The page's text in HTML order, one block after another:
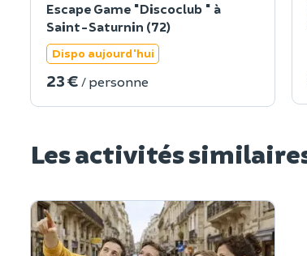
Escape Game "Discoclub " à
Saint-Saturnin (72)
Dispo aujourd'hui
23 € / personne
Les activités